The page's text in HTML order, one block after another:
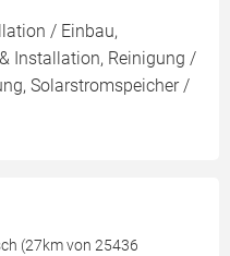
/ Einbau,
Installation, Reinigung /
Solarstromspeicher /
(27km von 25436